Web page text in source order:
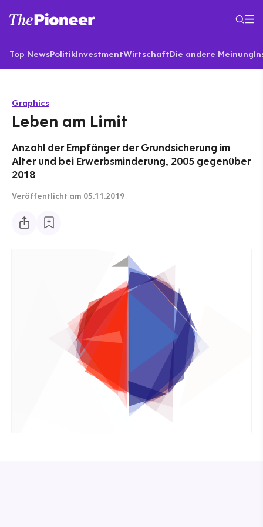
Top NewsPolitikInvestmentWirtschaftDie andere Meinung
Graphics
Leben am Limit
Anzahl der Empfänger der Grundsicherung im
Alter und bei Erwerbsminderung, 2005 gegenüber
2018
Veröffentlicht am 05.11.2019